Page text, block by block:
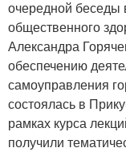
очередной беседы
общественного
Александра
обеспечению
самоуправления
состоялась в
рамках курса
получили